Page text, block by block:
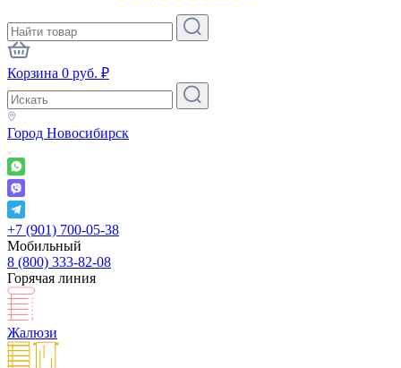
Корзина 0 руб. ₽
Город Новосибирск
+7 (901) 700-05-38
Мобильный
8 (800) 333-82-08
Горячая линия
Жалюзи